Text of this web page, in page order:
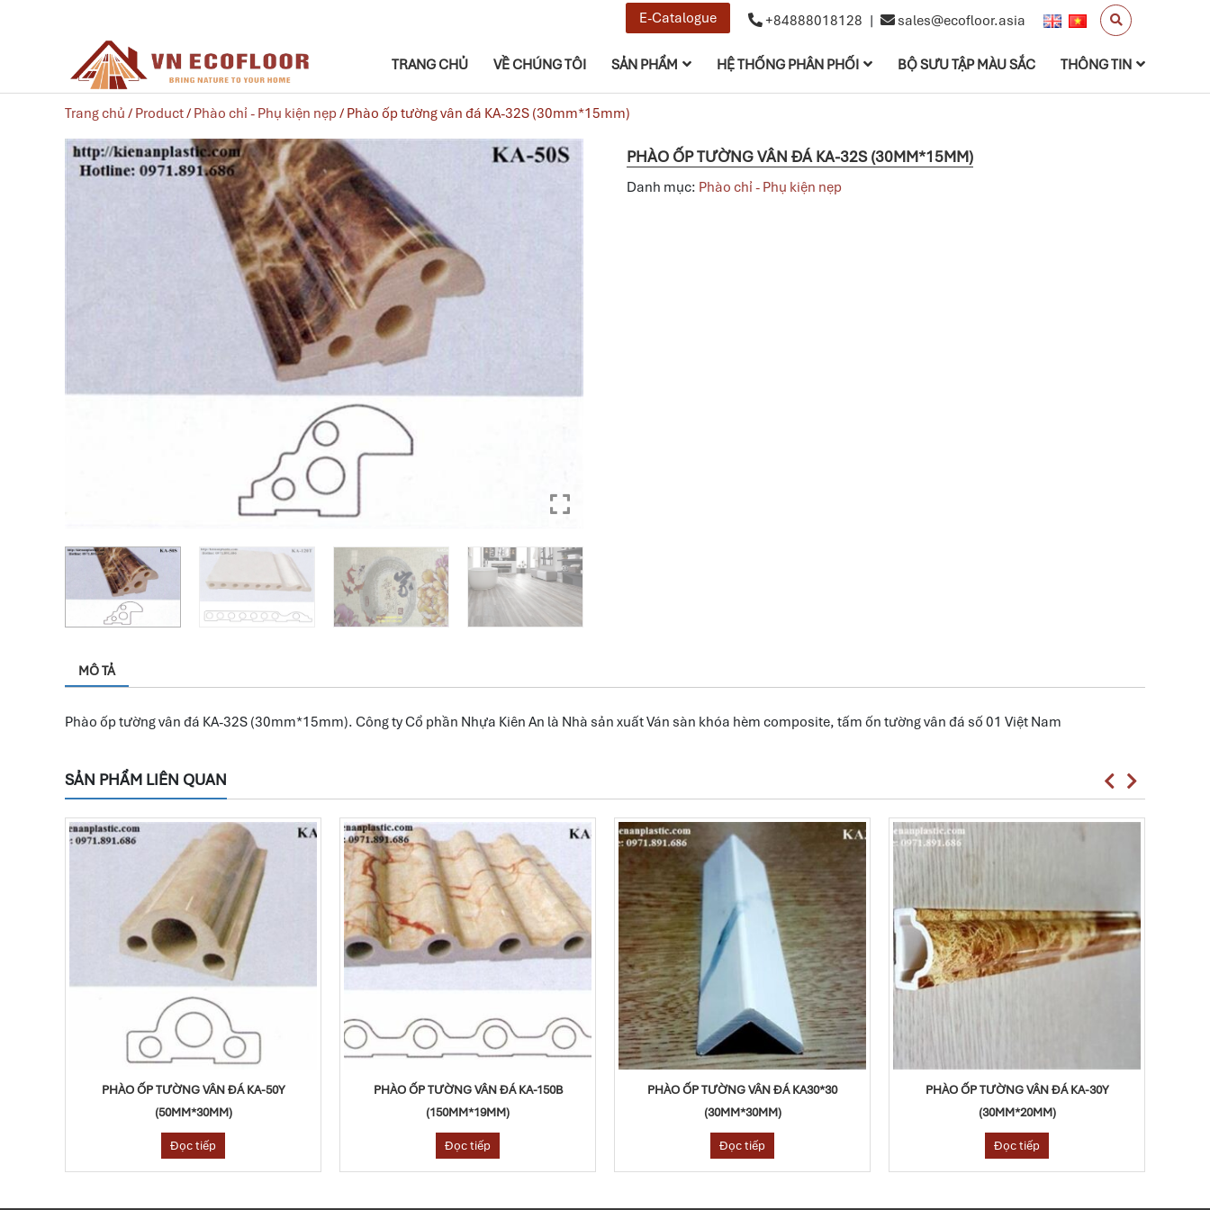
E-Catalogue +84888018128 | sales@ecofloor.asia
TRANG CHỦ VỀ CHÚNG TÔI SẢN PHẨM HỆ THỐNG PHÂN PHỐI BỘ SƯU TẬP MÀU SẮC THÔNG TIN
Trang chủ / Product/ Phào chỉ - Phụ kiện nẹp/ Phào ốp tường vân đá KA-32S (30mm*15mm)
PHÀO ỐP TƯỜNG VÂN ĐÁ KA-32S (30MM*15MM)
Danh mục: Phào chỉ - Phụ kiện nẹp
MÔ TẢ
Phào ốp tường vân đá KA-32S (30mm*15mm). Công ty Cổ phần Nhựa Kiên An là Nhà sản xuất Ván sàn khóa hèm composite, tấm ốn tường vân đá số 01 Việt Nam
SẢN PHẨM LIÊN QUAN
PHÀO ỐP TƯỜNG VÂN ĐÁ KA-50Y
(50MM*30MM)
Đọc tiếp
PHÀO ỐP TƯỜNG VÂN ĐÁ KA-150B
(150MM*19MM)
Đọc tiếp
PHÀO ỐP TƯỜNG VÂN ĐÁ KA30*30
(30MM*30MM)
Đọc tiếp
PHÀO ỐP TƯỜNG VÂN ĐÁ KA-30Y
(30MM*20MM)
Đọc tiếp